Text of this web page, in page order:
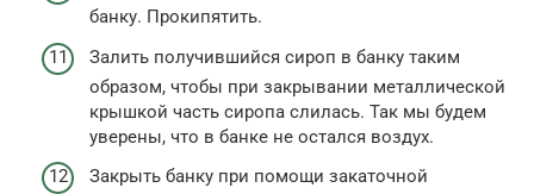
банку. Прокипятить.
Залить получившийся сироп в банку таким
образом, чтобы при закрывании металлической
крышкой часть сиропа слилась. Так мы будем
уверены, что в банке не остался воздух.
Закрыть банку при помощи закаточной